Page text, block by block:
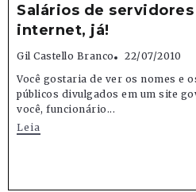
Salários de
internet, já!
Gil Castello Branco
22/07/2010
Você gostaria de ver os nomes e
públicos divulgados em um site
você, funcionário...
Leia